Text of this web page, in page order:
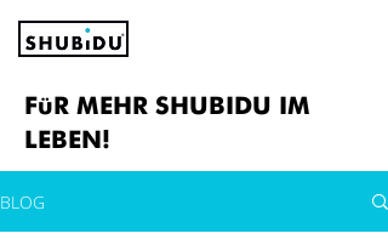
FüR MEHR SHUBIDU IM
LEBEN!
BLOG